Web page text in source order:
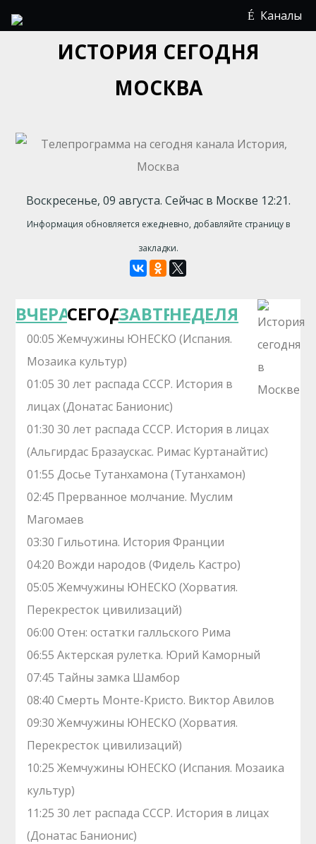
Каналы
ИСТОРИЯ СЕГОДНЯ
МОСКВА
Воскресенье, 09 августа. Сейчас в Москве 12:21.
Информация обновляется ежедневно, добавляйте страницу в
закладки.
ВЧЕРАСЕГОДНЯЗАВТРАНЕДЕЛЯ
00:05 Жемчужины ЮНЕСКО (Испания.
Мозаика культур)
01:05 30 лет распада СССР. История в
лицах (Донатас Банионис)
01:30 30 лет распада СССР. История в лицах
(Альгирдас Бразаускас. Римас Куртанайтис)
01:55 Досье Тутанхамона (Тутанхамон)
02:45 Прерванное молчание. Муслим
Магомаев
03:30 Гильотина. История Франции
04:20 Вожди народов (Фидель Кастро)
05:05 Жемчужины ЮНЕСКО (Хорватия.
Перекресток цивилизаций)
06:00 Отен: остатки галльского Рима
06:55 Актерская рулетка. Юрий Каморный
07:45 Тайны замка Шамбор
08:40 Смерть Монте-Кристо. Виктор Авилов
09:30 Жемчужины ЮНЕСКО (Хорватия.
Перекресток цивилизаций)
10:25 Жемчужины ЮНЕСКО (Испания. Мозаика
культур)
11:25 30 лет распада СССР. История в лицах
(Донатас Банионис)